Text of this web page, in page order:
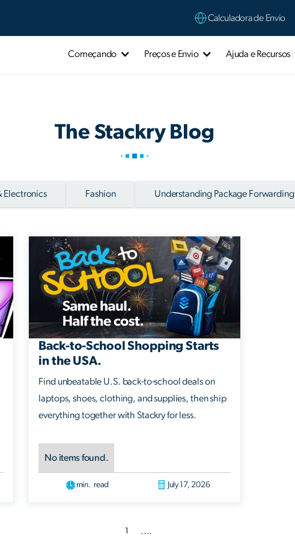
Calculadora de Envio
Começando Preços e Envio Ajuda e Recursos
The Stackry Blog
Electronics Fashion Understanding Package Forwarding
Back-to-School Shopping Starts
in the USA.
Find unbeatable U.S. back-to-school deals on
laptops, shoes, clothing, and supplies, then ship
everything together with Stackry for less.
No items found.
min. read July 17, 2026
1 ....